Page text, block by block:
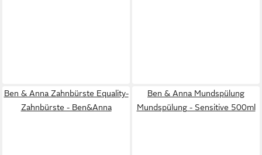
Ben & Anna Zahnbürste Equality-
Zahnbürste - Ben&Anna
Ben & Anna Mundspülung
Mundspülung - Sensitive 500ml